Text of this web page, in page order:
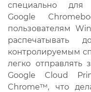
специально для
Google
пользователям
распечатывать
контролируемым
легко отправлять
Google Cloud
Chrome™, что